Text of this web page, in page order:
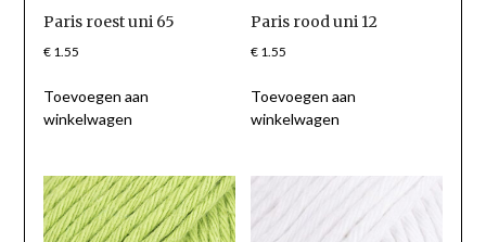
Paris roest uni 65
€1.55
Toevoegen aan
winkelwagen
Paris rood uni 12
€ 1.55
Toevoegen aan
winkelwagen